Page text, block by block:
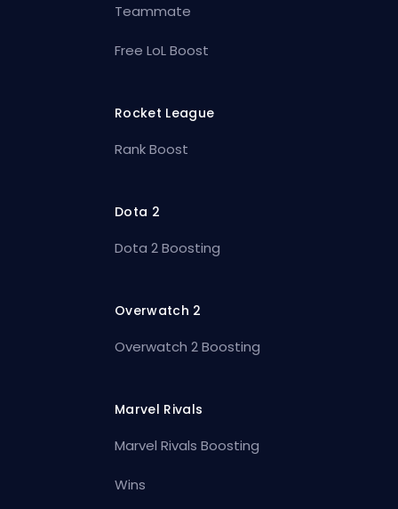
Teammate
Free LoL Boost
Rocket League
Rank Boost
Dota 2
Dota 2 Boosting
Overwatch 2
Overwatch 2 Boosting
Marvel Rivals
Marvel Rivals Boosting
Wins